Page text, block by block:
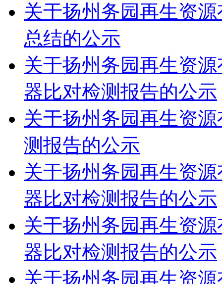
关于扬州务园再生资
总结的公示
关于扬州务园再生资
器比对检测报告的公示
关于扬州务园再生资
测报告的公示
关于扬州务园再生资
器比对检测报告的公示
关于扬州务园再生资
器比对检测报告的公示
关于扬州务园再生资